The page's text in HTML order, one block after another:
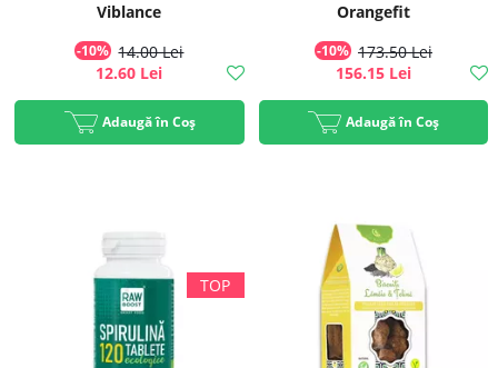
Viblance
-10% 14.00 Lei
12.60 Lei
Adaugă în Coș
Orangefit
-10% 173.50 Lei
156.15 Lei
Adaugă în Coș